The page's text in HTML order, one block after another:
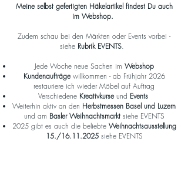
Meine selbst gefertigten Häkelartikel findest Du auch
im Webshop.
Zudem schau bei den Märkten oder Events vorbei -
siehe Rubrik EVENTS.
Jede Woche neue Sachen im Webshop
Kundenaufträge willkommen - ab Frühjahr 2026
restauriere ich wieder Möbel auf Auftrag
Verschiedene Kreativkurse und Events
Weiterhin aktiv an den Herbstmessen Basel und Luzern
und am Basler Weihnachtsmarkt siehe EVENTS
2025 gibt es auch die beliebte Weihnachtsausstellung
15./16.11.2025 siehe EVENTS